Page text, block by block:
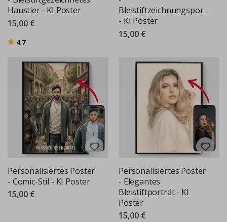
Haustier - KI Poster
15,00 €
Bewertung:
4.7von 5 Sternen
Bleistiftzeichnungsporträt
- KI Poster
15,00 €
Personalisiertes Poster
- Comic-Stil - KI Poster
15,00 €
Personalisiertes Poster
- Elegantes
Bleistiftporträt - KI
Poster
15,00 €